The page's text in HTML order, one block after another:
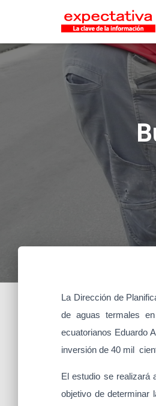
La Dirección de
de aguas termales
ecuatorianos Eduardo
inversión de 40 mil
El estudio se realizará
objetivo de determinar